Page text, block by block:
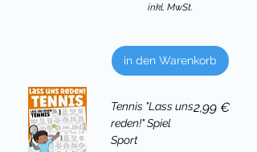
inkl. MwSt.
in den Warenkorb
Tennis "Lass uns
reden!" Spiel
Sport
Preis
2,99 €